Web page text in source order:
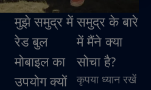
मुझे समुद्र में
रेड बुल
मोबाइल का
उपयोग क्यों
समुद्र के बारे
में मैंने क्या
सोचा है?
कृपया ध्यान रखें